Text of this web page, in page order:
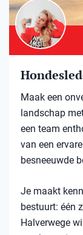
Maak een
landschap
een team
van een
besneeuwde
Je maakt
bestuurt: één
Halverwege